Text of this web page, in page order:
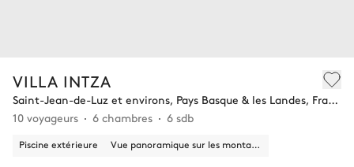
VILLA INTZA
Saint-Jean-de-Luz et environs, Pays Basque & les Landes, France
10 voyageurs
6 chambres 6 sdb
Piscine extérieure Vue panoramique sur les montagnes, la nature